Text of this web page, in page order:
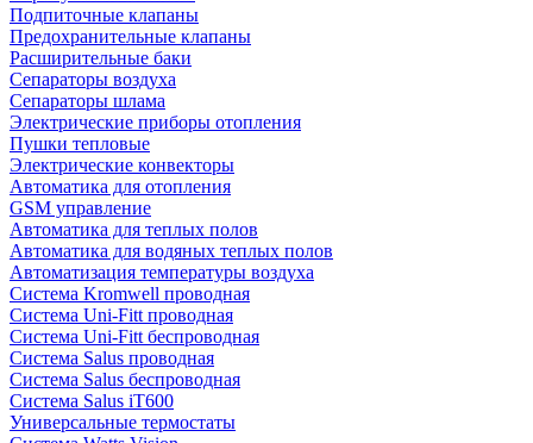
Подпиточные клапаны
Предохранительные клапаны
Расширительные баки
Сепараторы воздуха
Сепараторы шлама
Электрические приборы отопления
Пушки тепловые
Электрические конвекторы
Автоматика для отопления
GSM управление
Автоматика для теплых полов
Автоматика для водяных теплых полов
Автоматизация температуры воздуха
Система Kromwell проводная
Система Uni-Fitt проводная
Система Uni-Fitt беспроводная
Система Salus проводная
Система Salus беспроводная
Система Salus iT600
Универсальные термостаты